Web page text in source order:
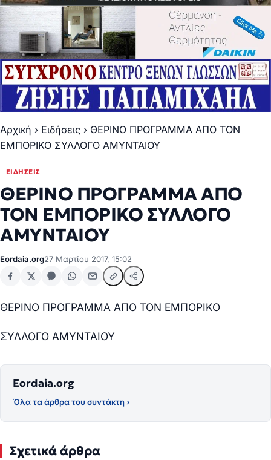
Αρχική › Ειδήσεις › ΘΕΡΙΝΟ ΠΡΟΓΡΑΜΜΑ ΑΠΟ ΤΟΝ
ΕΜΠΟΡΙΚΟ ΣΥΛΛΟΓΟ ΑΜΥΝΤΑΙΟΥ
ΕΙΔΉΣΕΙΣ
ΘΕΡΙΝΟ ΠΡΟΓΡΑΜΜΑ ΑΠΟ
ΤΟΝ ΕΜΠΟΡΙΚΟ ΣΥΛΛΟΓΟ
ΑΜΥΝΤΑΙΟΥ
Eordaia.org27 Μαρτίου 2017, 15:02
ΘΕΡΙΝΟ ΠΡΟΓΡΑΜΜΑ ΑΠΟ ΤΟΝ ΕΜΠΟΡΙΚΟ
ΣΥΛΛΟΓΟ ΑΜΥΝΤΑΙΟΥ
Eordaia.org
Όλα τα άρθρα του συντάκτη ›
Σχετικά άρθρα